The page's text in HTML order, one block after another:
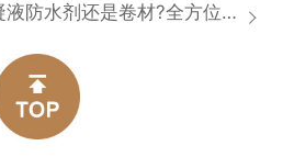
水剂还是卷材?全方位对比分析